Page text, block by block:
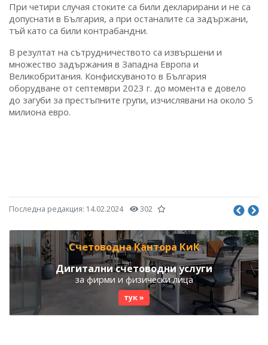
При четири случая стоките са били декларирани и не са
допуснати в България, а при останалите са задържани,
тъй като са били контрабандни.
В резултат на сътрудничеството са извършени и
множество задържания в Западна Европа и
Великобритания. Конфискуваното в България
оборудване от септември 2023 г. до момента е довело
до загуби за престъпните групи, изчислявани на около 5
милиона евро.
Последна редакция: 14.02.2024 302
Счетоводна Кантора КиК
Дигитални счетоводни услуги
за фирми и физически лица
тук »